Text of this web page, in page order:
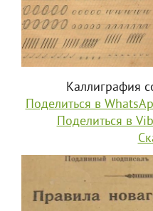
Каллиграфия
Поделиться в
Поделиться в